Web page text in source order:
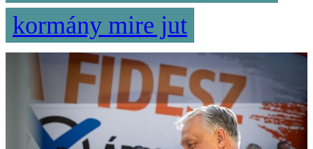
kormány mire jut